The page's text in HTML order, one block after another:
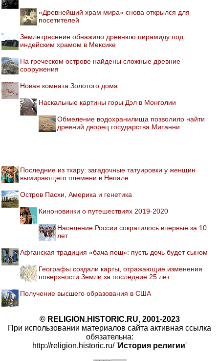
«Древнейший храм мира» снова открылся для
посетителей
Землетрясение обнажило древнюю пирамиду под
индейским храмом в Мексике
На греческом острове найдены сложные древние
сооружения
Новая комната Золотого дома
Наскальные картины горы Дэл в Монголии
Обмеление водохранилища позволило найти
древний дворец государства Митанни
Последние из тхару: загадочные татуировки у женщин
вымирающего племени в Непале
Остров Пасхи, Америка и генетика
Киноновинки о путешествиях 2019-2020
Население России сократилось впервые за 10
лет
Афганская традиция «бача пош»: пусть дочь будет сыном
Географы создали карты, отражающие изменения
поверхности Земли за последние 25 лет
Получение высшего образования в США
© RELIGION.HISTORIC.RU, 2001-2023
При использовании материалов сайта активная ссылка
обязательна:
http://religion.historic.ru/ 'История религии'